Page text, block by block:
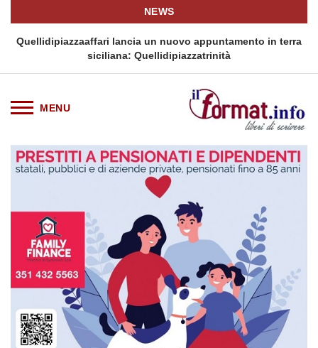
NEWS
Quellidipiazzaaffari lancia un nuovo appuntamento in terra
siciliana: Quellidipiazzatrinità